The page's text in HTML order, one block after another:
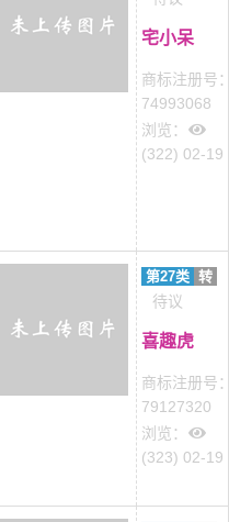
宅小呆
商标注册号
74993068
浏览：
(322) 02-19
第27类 转
待议
喜趣虎
商标注册号
79127320
浏览：
(323) 02-19